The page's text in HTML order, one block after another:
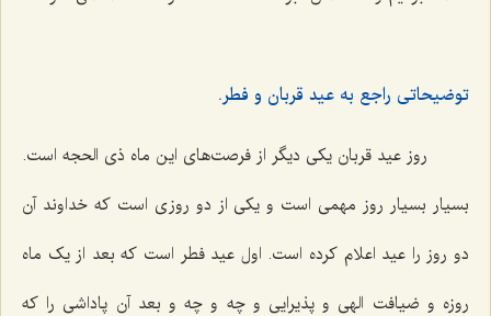
توضیحاتی راجع به عید قربان و فطر.
روز عید قربان یکی دیگر از فرصت‌های این ماه ذی الحجه است.
بسیار بسیار روز مهمی است و یکی از دو روزی است که خداوند آن
دو روز را عید اعلام کرده است. اول عید فطر است که بعد از یک ماه
روزه و ضیافت الهی و پذیرایی و چه و چه و بعد آن پاداشی را که